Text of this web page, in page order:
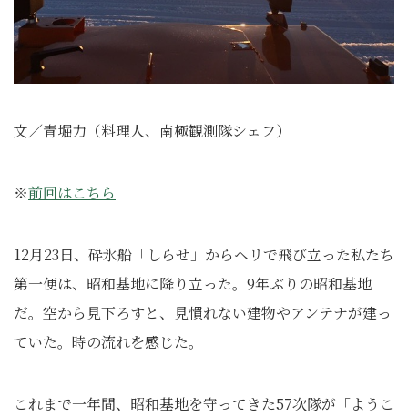
文／青堀力（料理人、南極観測隊シェフ）
※前回はこちら
12月23日、砕氷船「しらせ」からヘリで飛び立った私たち
第一便は、昭和基地に降り立った。9年ぶりの昭和基地
だ。空から見下ろすと、見慣れない建物やアンテナが建っ
ていた。時の流れを感じた。
これまで一年間、昭和基地を守ってきた57次隊が「ようこ